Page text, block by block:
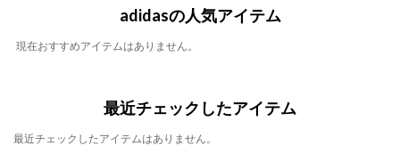
adidasの人気アイテム
現在おすすめアイテムはありません。
最近チェックしたアイテム
最近チェックしたアイテムはありません。